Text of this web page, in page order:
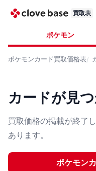
買取表
ポケモン
ポケモンカード買取価格表
カードが見
買取価格の掲載が終了
あります。
ポケモン